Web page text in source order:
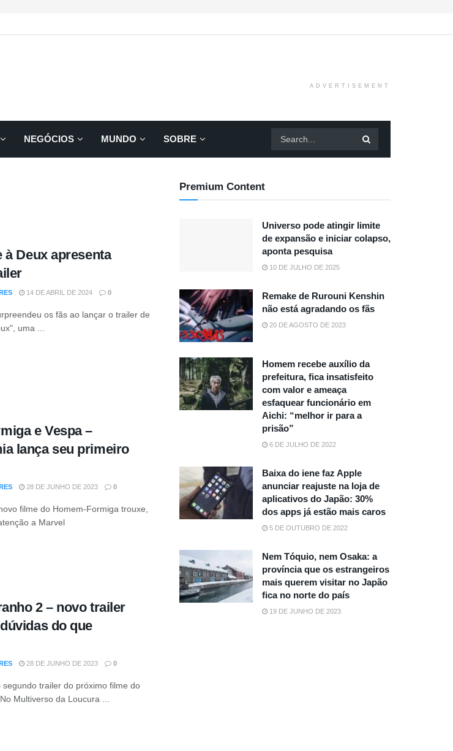
ADVERTISEMENT
NEGÓCIOS MUNDO SOBRE
à Deux apresenta
14 DE ABRIL DE 2024 0
os fãs ao lançar o trailer de
uma ...
e Vespa –
lança seu primeiro
28 DE JUNHO DE 2023 0
filme do Homem-Formiga trouxe,
a Marvel
2 – novo trailer
do que
28 DE JUNHO DE 2023 0
segundo trailer do próximo filme do
Multiverso da Loucura ...
Premium Content
Universo pode atingir limite
de expansão e iniciar colapso,
aponta pesquisa
10 DE JULHO DE 2025
Remake de Rurouni Kenshin
não está agradando os fãs
20 DE AGOSTO DE 2023
Homem recebe auxílio da
prefeitura, fica insatisfeito
com valor e ameaça
esfaquear funcionário em
Aichi: “melhor ir para a
prisão”
6 DE JULHO DE 2022
Baixa do iene faz Apple
anunciar reajuste na loja de
aplicativos do Japão: 30%
dos apps já estão mais caros
5 DE OUTUBRO DE 2022
Nem Tóquio, nem Osaka: a
província que os estrangeiros
mais querem visitar no Japão
fica no norte do país
19 DE JUNHO DE 2023